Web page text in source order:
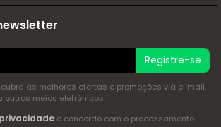
Registre-se
as melhores ofertas e promoções via e-mail,
outros meios eletrónicos
e concordo com o processamento